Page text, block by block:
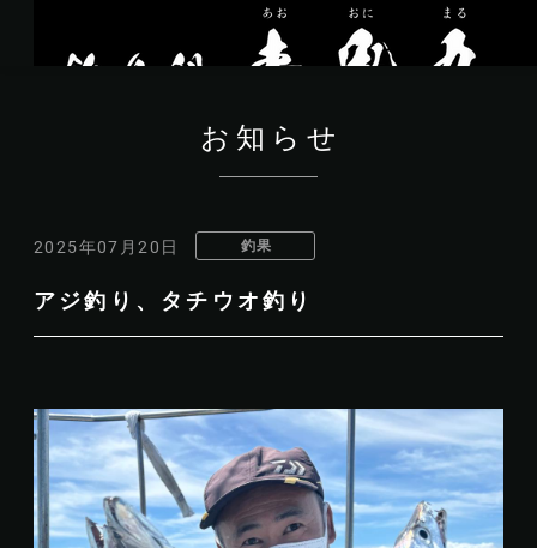
お知らせ
2025年07月20日 釣果
アジ釣り、タチウオ釣り